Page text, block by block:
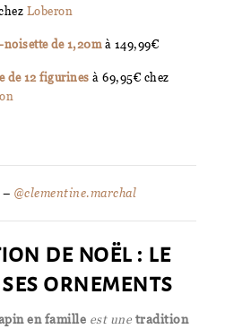
Loberon
noisettede 1,20mà 149,99€
de 12 figurines à 69,95€ chez
– @clementine.marchal
de noël : le
ornements
en famille est une tradition